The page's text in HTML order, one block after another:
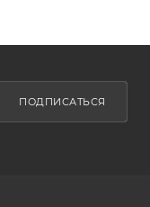
ПОДПИСАТЬСЯ